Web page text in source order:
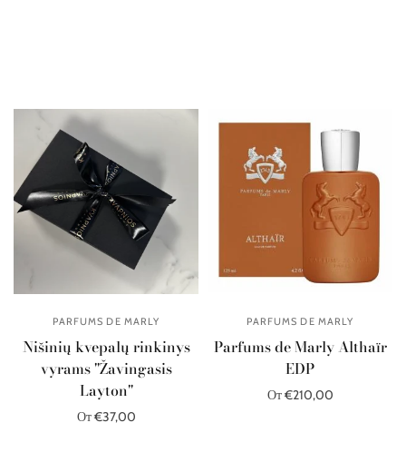
PARFUMS DE MARLY
Nišinių kvepalų rinkinys
vyrams "Žavingasis
Layton"
От €37,00
PARFUMS DE MARLY
Parfums de Marly Althaïr
EDP
От €210,00